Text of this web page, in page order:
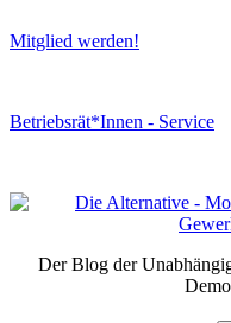
Mitglied werden!
Betriebsrät*Innen - Service
Der Blog der